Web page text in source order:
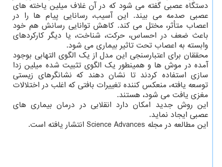
دستگاه عصبی گفته می شود که در آن غلاف میلین یاخته های
عصبی صدمه می بیند. این آسیب، رسانایی پیام ها را در
اعصاب متأثر، مختل می کند. کاهش توانایی رسانش هم خود
باعث ضعف در احساس، حرکت، شناخت، یا دیگر کارکردهای
وابسته به اعصاب تحت تاثیر بیماری می شود.
محققان برای اعتبارسنجی این مدل از یک الگوی التهابی بوجود
آمده در موش ها و همینطور یک الگوی تثبیت شده میلین زدا
سازی استفاده کردند تا نشان دهند که نشانگرهای زیستی
توسعه یافته، منعکس کننده تغییرات بافتی که اغلب در اختلالات
مغزی یافت می شود، هستند.
این روش جدید امکان دارد انقلابی در درمان بیماری های
عصبی ایجاد نماید.
این مطالعه در مجله Science Advances انتشار یافته است.